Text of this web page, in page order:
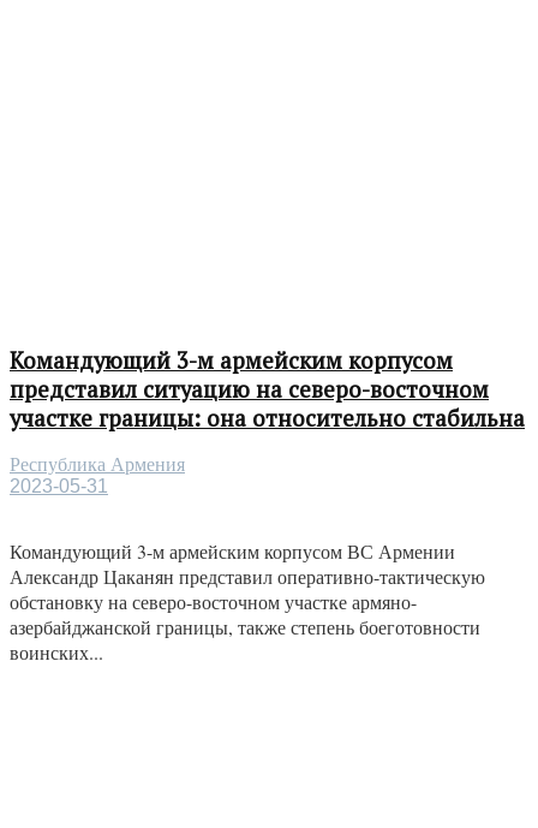
Командующий 3-м армейским корпусом
представил ситуацию на северо-восточном
участке границы: она относительно стабильна
Республика Армения
2023-05-31
Командующий 3-м армейским корпусом ВС Армении
Александр Цаканян представил оперативно-тактическую
обстановку на северо-восточном участке армяно-
азербайджанской границы, также степень боеготовности
воинских...